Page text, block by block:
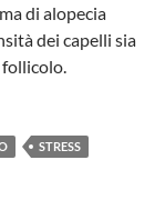
di alopecia
dei capelli sia
follicolo.
STRESS